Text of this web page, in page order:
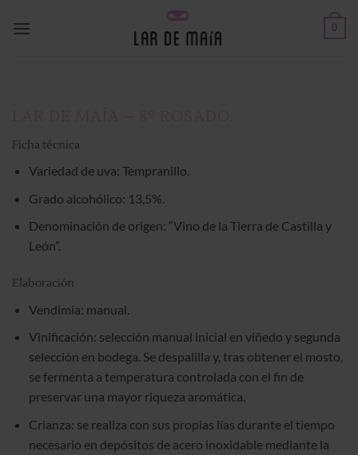
0
Ficha técnica
Variedad de uva: Tempranillo.
Grado alcohólico: 13,5%.
Denominación de origen: “Vino de la Tierra de Castilla y
León”.
Elaboración
Vendimia: manual.
Vinificación: selección manual inicial en viñedo y segunda
selección en bodega. Se despalilla y, tras obtener el mosto,
se fermenta a temperatura controlada con el fin de
preservar una mayor riqueza aromática.
Crianza: se realiza con sus propias lías durante el tiempo
necesario en depósitos de acero inoxidable mediante la